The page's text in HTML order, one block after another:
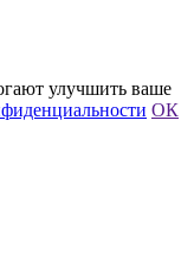
улучшить ваше
ОК